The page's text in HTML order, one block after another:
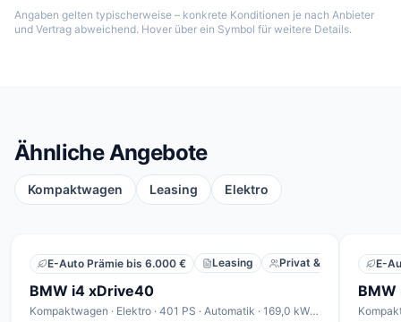
Angaben gelten typischerweise – konkrete Konditionen je nach Anbieter
und Vertrag abweichend. Hover über ein Symbol für weitere Details.
Ähnliche Angebote
Kompaktwagen Leasing Elektro
E-Auto Prämie bis 6.000 € Leasing Privat & Gewerbe
BMW i4 xDrive40
Kompaktwagen · Elektro · 401 PS · Automatik · 169,0 kWh/100km
E-